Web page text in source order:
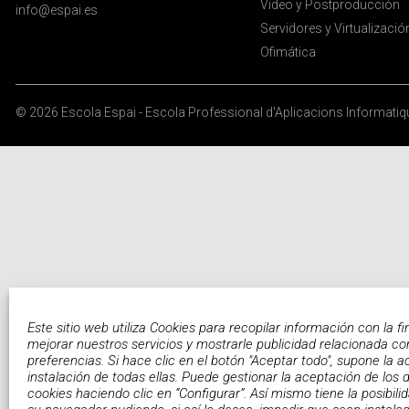
Este sitio web utiliza Cookies para recopilar información con la
mejorar nuestros servicios y mostrarle publicidad relacionada
preferencias. Si hace clic en el botón "Aceptar todo", supone la
instalación de todas ellas. Puede gestionar la aceptación de los
cookies haciendo clic en “Configurar”. Así mismo tiene la
info@espai.es
Video y Postproducción
Servidores y
Ofimática
© 2026 Escola Espai - Escola Professional d'Aplicacions